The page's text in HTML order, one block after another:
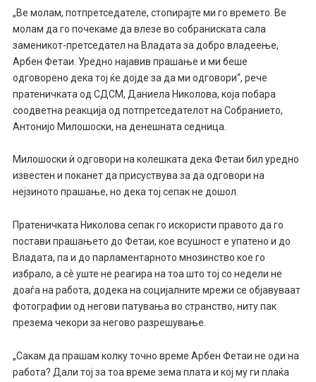
„Ве молам, потпретседателе, стопирајте ми го времето. Ве
молам да го почекаме да влезе во собраниската сала
заменикот-претседател на Владата за добро владеење,
Арбен Фетаи. Уредно најавив прашање и ми беше
одговорено дека тој ќе дојде за да ми одговори“, рече
пратеничката од СДСМ, Даниела Николова, која побара
соодветна реакција од потпретседателот на Собранието,
Антонијо Милошоски, на денешната седница.
Милошоски ѝ одговори на колешката дека Фетаи бил уредно
известен и поканет да присуствува за да одговори на
нејзиното прашање, но дека тој сепак не дошол.
Пратеничката Николова сепак го искористи правото да го
постави прашањето до Фетаи, кое всушност е упатено и до
Владата, па и до парламентарното мнозинство кое го
избрало, а сѐ уште не реагира на тоа што тој со недели не
доаѓа на работа, додека на социјалните мрежи се објавуваат
фотографии од негови патувања во странство, ниту пак
презема чекори за негово разрешување.
„Сакам да прашам колку точно време Арбен Фетаи не оди на
работа? Дали тој за тоа време зема плата и кој му ги плаќа